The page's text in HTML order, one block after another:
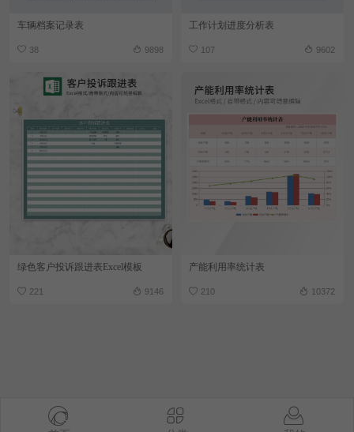
车辆档案记录表
38 9898
工作计划进度分析表
107 9602
绿色客户投诉跟进表Excel模板
221 9146
产能利用率统计表
210 10372